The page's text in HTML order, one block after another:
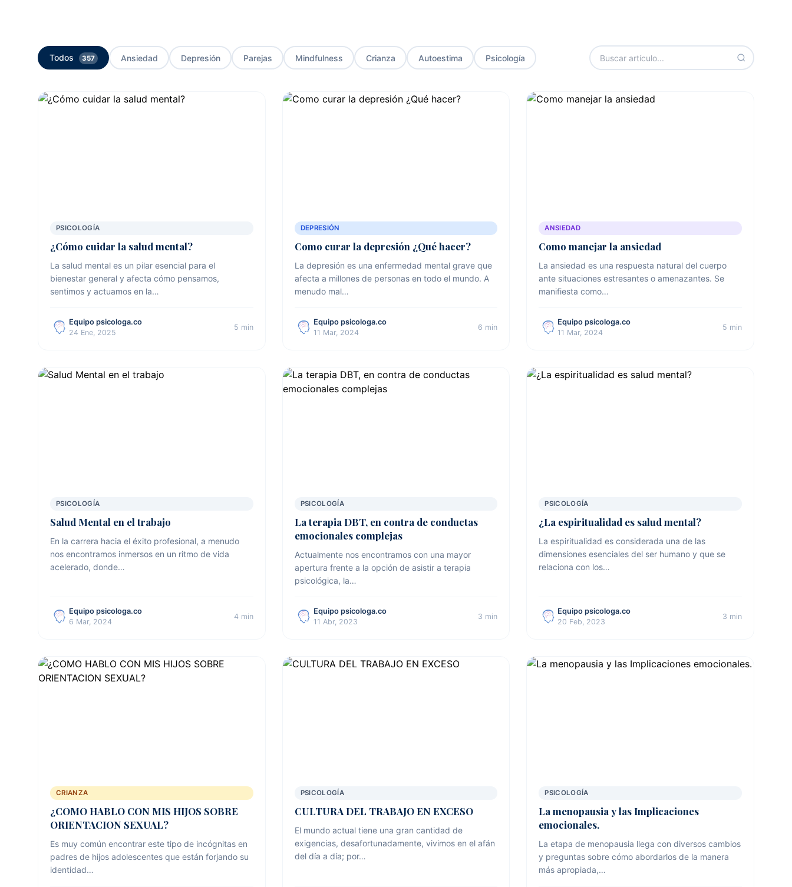
Todos 357 Ansiedad Depresión Parejas Mindfulness Crianza Autoestima Psicología
PSICOLOGÍA
¿Cómo cuidar la salud mental?
La salud mental es un pilar esencial para el
bienestar general y afecta cómo pensamos,
sentimos y actuamos en la…
Equipo psicologa.co
24 Ene, 2025
5 min
DEPRESIÓN
Como curar la depresión ¿Qué hacer?
La depresión es una enfermedad mental grave que
afecta a millones de personas en todo el mundo. A
menudo mal…
Equipo psicologa.co
11 Mar, 2024
6 min
ANSIEDAD
Como manejar la ansiedad
La ansiedad es una respuesta natural del cuerpo
ante situaciones estresantes o amenazantes. Se
manifiesta como…
Equipo psicologa.co
11 Mar, 2024
5 min
PSICOLOGÍA
Salud Mental en el trabajo
En la carrera hacia el éxito profesional, a menudo
nos encontramos inmersos en un ritmo de vida
acelerado, donde…
Equipo psicologa.co
6 Mar, 2024
4 min
PSICOLOGÍA
La terapia DBT, en contra de conductas
emocionales complejas
Actualmente nos encontramos con una mayor
apertura frente a la opción de asistir a terapia
psicológica, la…
Equipo psicologa.co
11 Abr, 2023
3 min
PSICOLOGÍA
¿La espiritualidad es salud mental?
La espiritualidad es considerada una de las
dimensiones esenciales del ser humano y que se
relaciona con los…
Equipo psicologa.co
20 Feb, 2023
3 min
CRIANZA
¿COMO HABLO CON MIS HIJOS SOBRE
ORIENTACION SEXUAL?
Es muy común encontrar este tipo de incógnitas en
padres de hijos adolescentes que están forjando su
identidad…
PSICOLOGÍA
CULTURA DEL TRABAJO EN EXCESO
El mundo actual tiene una gran cantidad de
exigencias, desafortunadamente, vivimos en el afán
del día a día; por…
PSICOLOGÍA
La menopausia y las Implicaciones
emocionales.
La etapa de menopausia llega con diversos cambios
y preguntas sobre cómo abordarlos de la manera
más apropiada,…